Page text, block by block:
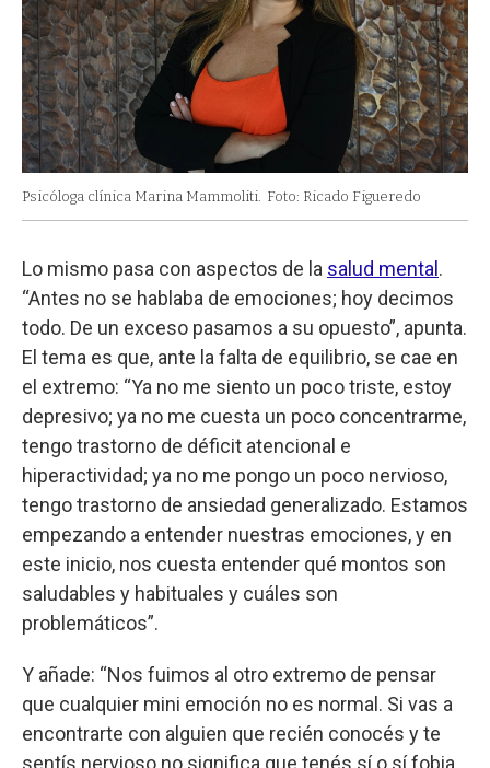
Psicóloga clínica Marina Mammoliti. Foto: Ricado Figueredo
Lo mismo pasa con aspectos de la salud mental .
“Antes no se hablaba de emociones; hoy decimos
todo. De un exceso pasamos a su opuesto”, apunta.
El tema es que, ante la falta de equilibrio, se cae en
el extremo: “Ya no me siento un poco triste, estoy
depresivo; ya no me cuesta un poco concentrarme,
tengo trastorno de déficit atencional e
hiperactividad; ya no me pongo un poco nervioso,
tengo trastorno de ansiedad generalizado. Estamos
empezando a entender nuestras emociones, y en
este inicio, nos cuesta entender qué montos son
saludables y habituales y cuáles son
problemáticos”.
Y añade: “Nos fuimos al otro extremo de pensar
que cualquier mini emoción no es normal. Si vas a
encontrarte con alguien que recién conocés y te
sentís nervioso no significa que tenés sí o sí fobia